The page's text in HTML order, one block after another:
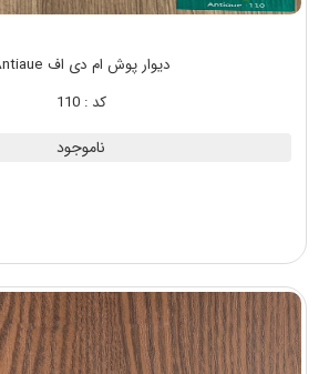
دیوار پوش ام دی اف Antiaue
کد : 110
ناموجود